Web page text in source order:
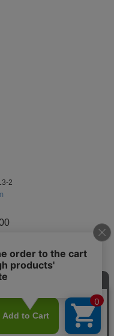
2
がつながり難い場合